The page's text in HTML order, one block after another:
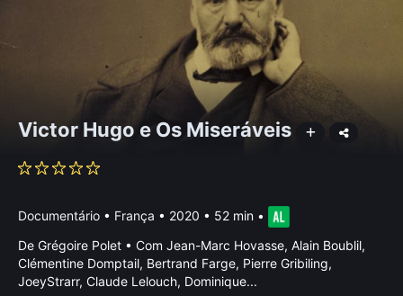
Victor Hugo e Os Miseráveis
Documentário • França • 2020 • 52 min •
De Grégoire Polet • Com Jean-Marc Hovasse, Alain Boublil,
Clémentine Domptail, Bertrand Farge, Pierre Gribiling,
JoeyStrarr, Claude Lelouch, Dominique...